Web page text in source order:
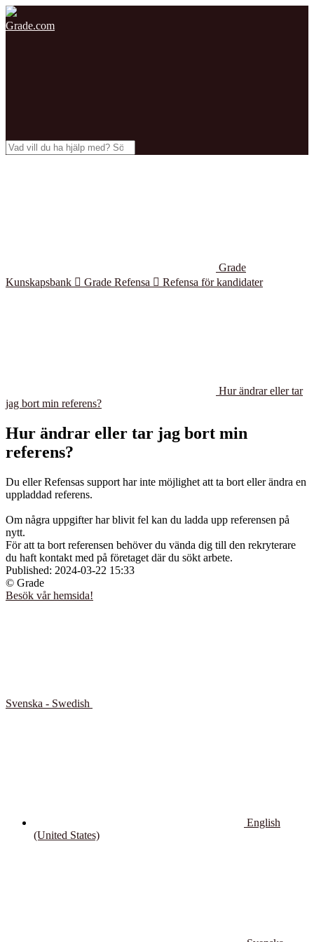
Grade.com
Grade
Kunskapsbank  Grade Refensa  Refensa för kandidater
Hur ändrar eller tar
jag bort min referens?
Hur ändrar eller tar jag bort min
referens?
Du eller Refensas support har inte möjlighet att ta bort eller ändra en
uppladdad referens.
Om några uppgifter har blivit fel kan du ladda upp referensen på
nytt.
För att ta bort referensen behöver du vända dig till den rekryterare
du haft kontakt med på företaget där du sökt arbete.
Published: 2024-03-22 15:33
© Grade
Besök vår hemsida!
Svenska - Swedish
English
(United States)